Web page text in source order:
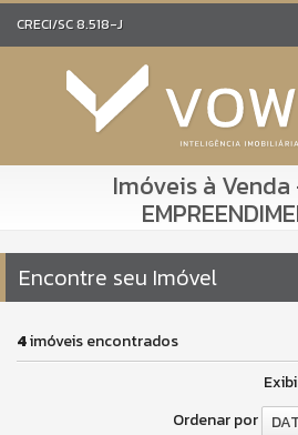
CRECI/SC 8.518-J
Imóveis à Venda
Encontre seu Imóvel
4imóveis encontrados
Ordenar por